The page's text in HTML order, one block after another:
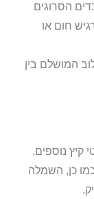
הסרוגים
חום או
המושלם בין
קיץ נוספים.
כן, השמלה